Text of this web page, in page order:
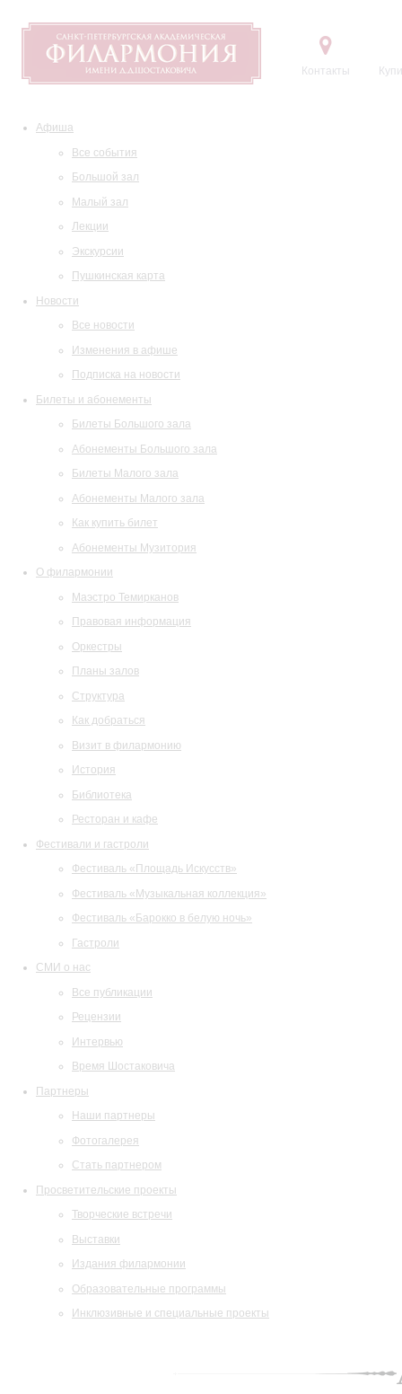
Контакты
Афиша
Все события
Большой зал
Малый зал
Лекции
Экскурсии
Пушкинская карта
Новости
Все новости
Изменения в афише
Подписка на новости
Билеты и абонементы
Билеты Большого зала
Абонементы Большого зала
Билеты Малого зала
Абонементы Малого зала
Как купить билет
Абонементы Музитория
О филармонии
Маэстро Темирканов
Правовая информация
Оркестры
Планы залов
Структура
Как добраться
Визит в филармонию
История
Библиотека
Ресторан и кафе
Фестивали и гастроли
Фестиваль «Площадь Искусств»
Фестиваль «Музыкальная коллекция»
Фестиваль «Барокко в белую ночь»
Гастроли
СМИ о нас
Все публикации
Рецензии
Интервью
Время Шостаковича
Партнеры
Наши партнеры
Фотогалерея
Стать партнером
Просветительские проекты
Творческие встречи
Выставки
Издания филармонии
Образовательные программы
Инклюзивные и специальные проекты